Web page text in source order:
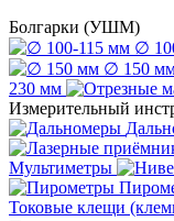
Болгарки (УШМ)
∅
∅ 150
230 мм
Измерительный
Мультиметры
Токовые клещи